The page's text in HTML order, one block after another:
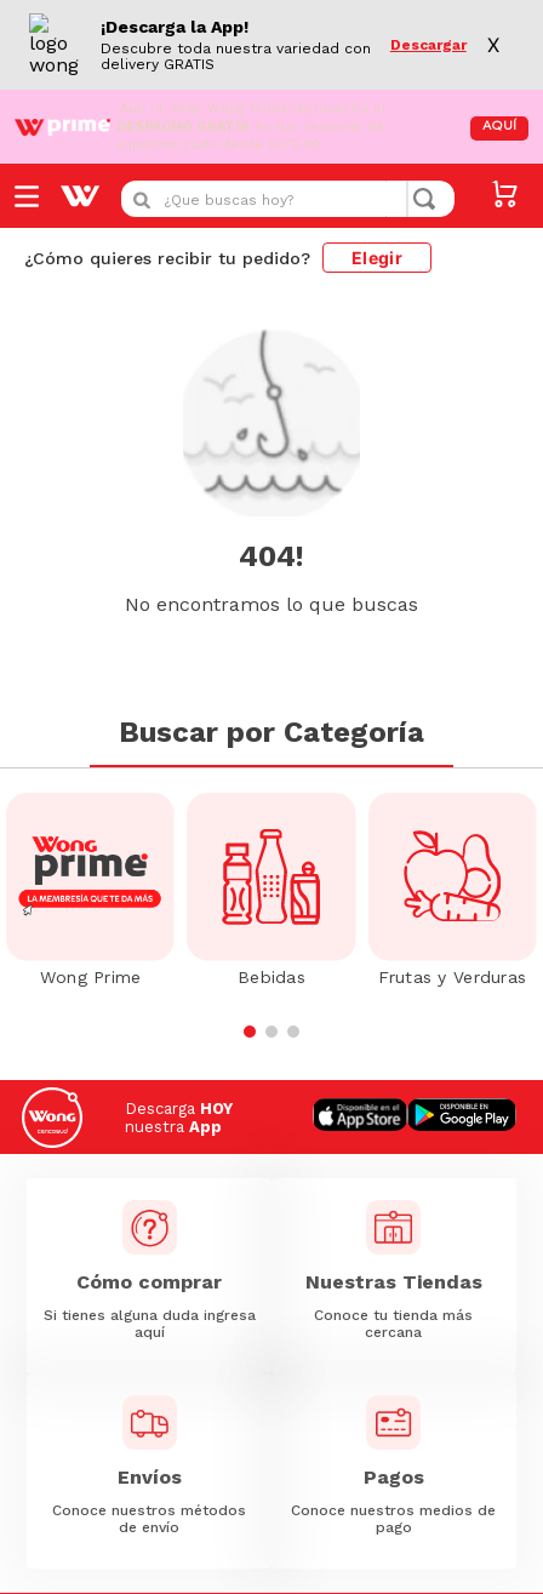
¡Descarga la App!
Descubre toda nuestra variedad con
delivery GRATIS
Descargar X
¡Aún no eres Wong Prime! Aprovecha el
DESPACHO GRATIS en tus compras de
supermercado desde S/79.90
AQUÍ
¿Que buscas hoy?
¿Cómo quieres recibir tu pedido? Elegir
404!
No encontramos lo que buscas
Buscar por Categoría
Wong Prime Bebidas Frutas y Verduras
Descarga HOY
nuestra App
Cómo comprar
Si tienes alguna duda ingresa
aquí
Nuestras Tiendas
Conoce tu tienda más
cercana
Envíos
Conoce nuestros métodos
de envío
Pagos
Conoce nuestros medios de
pago